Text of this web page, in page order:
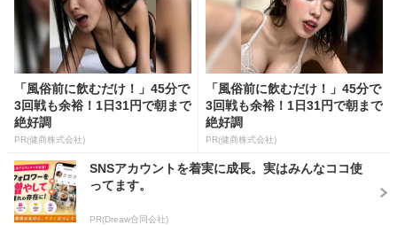
「風俗前に飲むだけ！」45分で
3回戦も余裕！1日31円で朝まで
絶好調
PR(健商株式会社)
「風俗前に飲むだけ！」45分で
3回戦も余裕！1日31円で朝まで
絶好調
PR(健商株式会社)
SNSアカウントを着実に成長。実はみんなココ使
ってます。
PR(Dreaw合同会社)